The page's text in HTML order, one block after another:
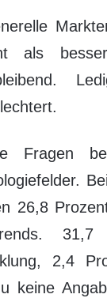
als
Fragen
26,8
2,4
keine